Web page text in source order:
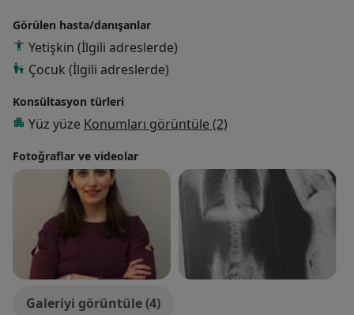
Görülen hasta/danışanlar
Yetişkin (İlgili adreslerde)
Çocuk (İlgili adreslerde)
Konsültasyon türleri
Yüz yüze Konumları görüntüle (2)
Fotoğraflar ve videolar
Galeriyi görüntüle (4)